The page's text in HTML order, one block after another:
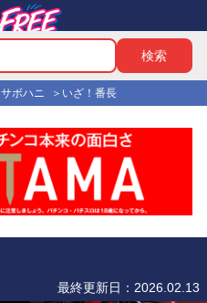
サボハニ いざ！番長
最終更新日： 2026.02.13